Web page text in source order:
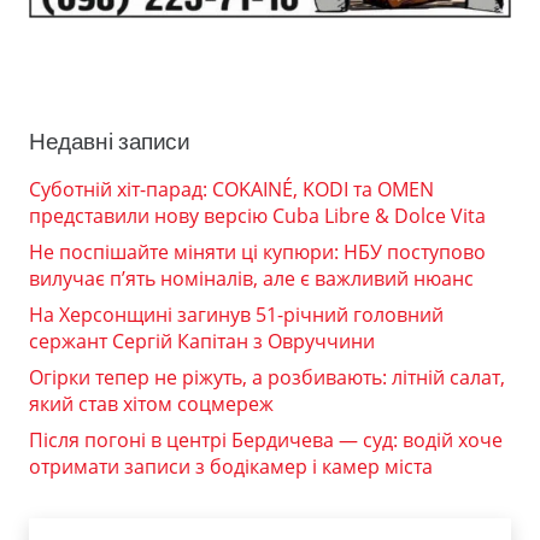
Недавні записи
Суботній хіт-парад: COKAINÉ, KODI та OMEN
представили нову версію Cuba Libre & Dolce Vita
Не поспішайте міняти ці купюри: НБУ поступово
вилучає п’ять номіналів, але є важливий нюанс
На Херсонщині загинув 51-річний головний
сержант Сергій Капітан з Овруччини
Огірки тепер не ріжуть, а розбивають: літній салат,
який став хітом соцмереж
Після погоні в центрі Бердичева — суд: водій хоче
отримати записи з бодікамер і камер міста